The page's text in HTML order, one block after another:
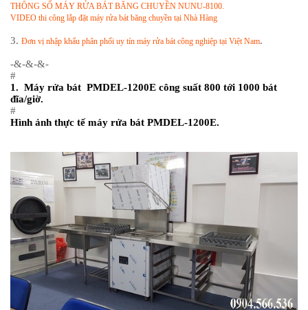
THÔNG SỐ MÁY RỬA BÁT BĂNG CHUYỀN NUNU-8100.
VIDEO thi công lắp đặt máy rửa bát băng chuyền tại Nhà Hàng
3. Đơn vị nhập khẩu phân phối uy tín máy rửa bát công nghiệp tại Việt Nam.
-&-&-&-
#
1. Máy rửa bát PMDEL-1200E công suất 800 tới 1000 bát
đĩa/giờ.
#
Hình ảnh thực tế máy rửa bát PMDEL-1200E.